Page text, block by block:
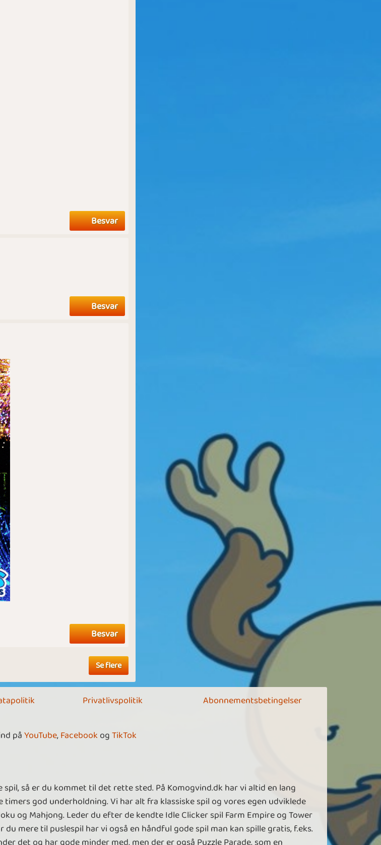
Besvar
Besvar
Besvar
Se flere
Privatlivspolitik Abonnementsbetingelser
påYouTube,Facebook ogTikTok
så er du kommet til det rette sted. På Komogvind.dk har vi altid en lang
god underholdning. Vi har alt fra klassiske spil og vores egen udviklede
og Mahjong. Leder du efter de kendte Idle Clicker spil Farm Empire og Tower
mere til puslespil har vi også en håndful gode spil man kan spille gratis, f.eks.